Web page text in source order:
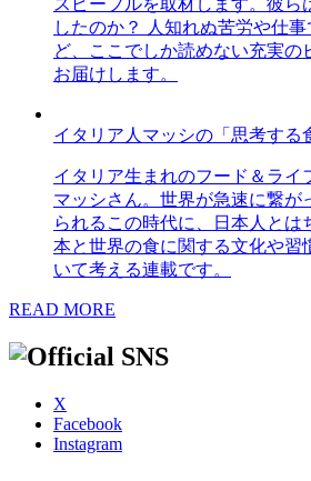
スピープルを取材します。彼ら
したのか？ 人知れぬ苦労や仕
ど、ここでしか読めない充実の
お届けします。
イタリア人マッシの「思考する
イタリア生まれのフード＆ライ
マッシさん。世界が急速に繋が
られるこの時代に、日本人とは
本と世界の食に関する文化や習
いて考える連載です。
READ MORE
X
Facebook
Instagram